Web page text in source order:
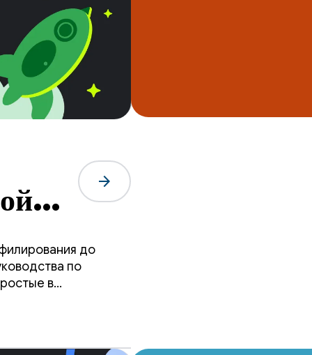
arrow_forward
до
по
в